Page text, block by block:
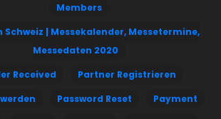
Members
Schweiz | Messekalender, Messetermine,
Messedaten 2020
Received
Partner Registrieren
Password Reset
Payment